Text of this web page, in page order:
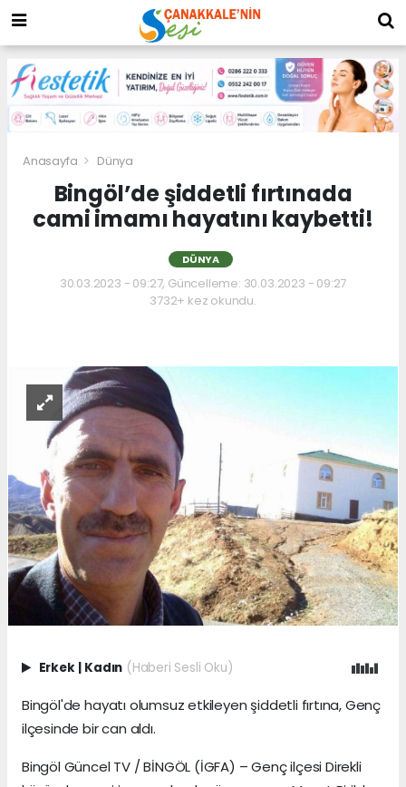
Anasayfa Dünya
Bingöl’de şiddetli fırtınada
cami imamı hayatını kaybetti!
DÜNYA
30.03.2023 - 09:27, Güncelleme: 30.03.2023 - 09:27
3732+ kez okundu.
Erkek Kadın (Haberi Sesli Oku)
Bingöl'de hayatı olumsuz etkileyen şiddetli fırtına, Genç
ilçesinde bir can aldı.
Bingöl Güncel TV / BİNGÖL (İGFA) – Genç ilçesi Direkli